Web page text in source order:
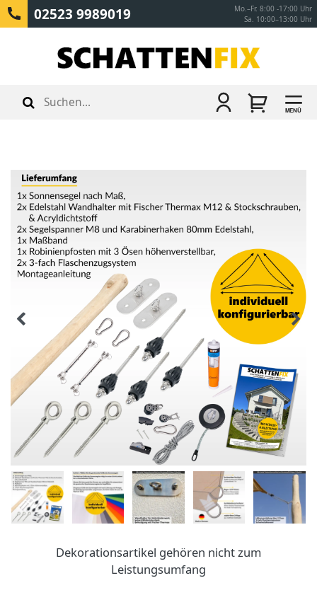
02523 9989019
Mo.–Fr. 8:00 -17:00 Uhr
Sa. 10:00–13:00 Uhr
MENÜ
Dekorationsartikel gehören nicht zum
Leistungsumfang